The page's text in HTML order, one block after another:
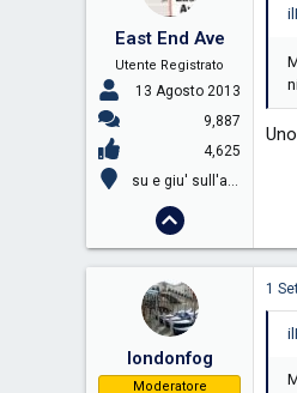
East End Ave
Utente Registrato
13 Agosto 2013
9,887
4,625
londonfog
Moderatore
1